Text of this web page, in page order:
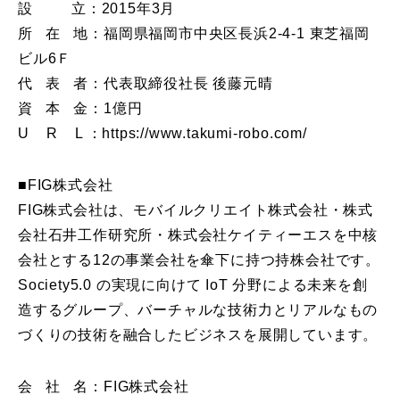
設 立：2015年3月
所 在 地：福岡県福岡市中央区長浜2-4-1 東芝福岡
ビル6Ｆ
代 表 者：代表取締役社長 後藤元晴
資 本 金：1億円
U R L ：https://www.takumi-robo.com/
■FIG株式会社
FIG株式会社は、モバイルクリエイト株式会社・株式
会社石井工作研究所・株式会社ケイティーエスを中核
会社とする12の事業会社を傘下に持つ持株会社です。
Society5.0 の実現に向けて IoT 分野による未来を創
造するグループ、バーチャルな技術力とリアルなもの
づくりの技術を融合したビジネスを展開しています。
会 社 名：FIG株式会社